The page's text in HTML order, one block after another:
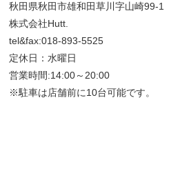
秋田県秋田市雄和田草川字山崎99-1
株式会社Hutt.
tel&fax:018-893-5525
定休日：水曜日
営業時間:14:00～20:00
※駐車は店舗前に10台可能です。